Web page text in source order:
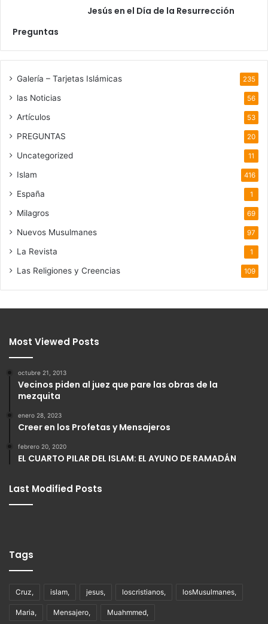
Jesús en el Día de la Resurrección
Preguntas
Galería – Tarjetas Islámicas 235
las Noticias 56
Artículos 53
PREGUNTAS 20
Uncategorized 11
Islam 416
España 1
Milagros 69
Nuevos Musulmanes 97
La Revista 1
Las Religiones y Creencias 109
Most Viewed Posts
octubre 21, 2013
Vecinos piden al juez que pare las obras de la
mezquita
enero 28, 2023
Creer en los Profetas y Mensajeros
febrero 20, 2020
EL CUARTO PILAR DEL ISLAM: EL AYUNO DE RAMADÁN
Last Modified Posts
Tags
Cruz, islam, jesus, loscristianos, losMusulmanes,
Maria, Mensajero, Muahmmed,